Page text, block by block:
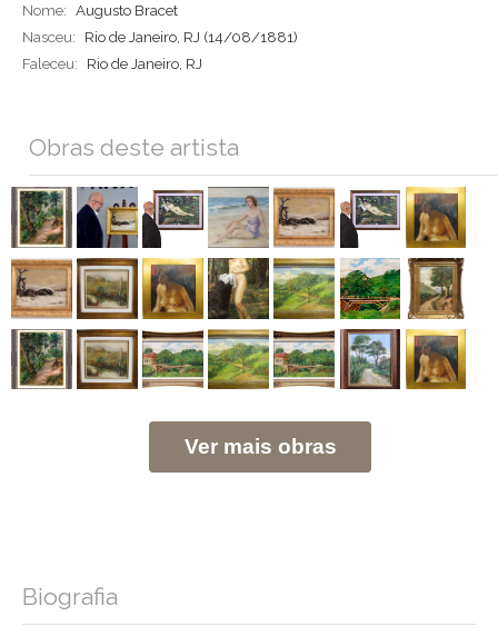
Nome: Augusto Bracet
Nasceu:
Rio de Janeiro, RJ (14/08/1881)
Faleceu:
Rio de Janeiro, RJ
Obras deste artista
Ver mais obras
Biografia